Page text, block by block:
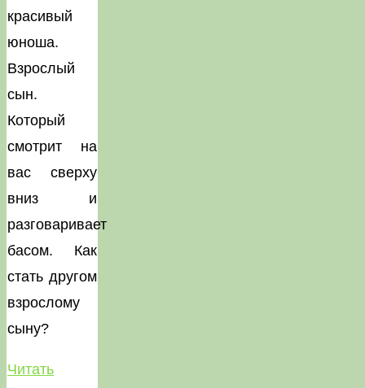
красивый
юноша.
Взрослый
сын.
Который
смотрит на
вас сверху
вниз и
разговаривает
басом. Как
стать другом
взрослому
сыну?
Читать